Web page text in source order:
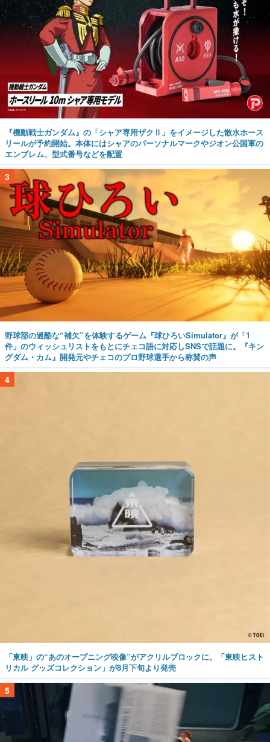
『機動戦士ガンダム』の「シャア専用ザクⅡ」をイメージした散水ホース
リールが予約開始。本体にはシャアのパーソナルマークやジオン公国軍の
エンブレム、型式番号などを配置
3
野球部の過酷な“補欠”を体験するゲーム『球ひろいSimulator』が「1
件」のウィッシュリストをもとにチェコ語に対応しSNSで話題に。『キン
グダム・カム』開発元やチェコのプロ野球選手から称賛の声
4
「東映」の“あのオープニング映像”がアクリルブロックに。「東映ヒスト
リカル グッズコレクション」が8月下旬より発売
5